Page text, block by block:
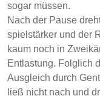
sogar müssen.
Nach der Pause
spielstärker und der
kaum noch in
Entlastung. Folglich
Ausgleich durch
ließ nicht nach und